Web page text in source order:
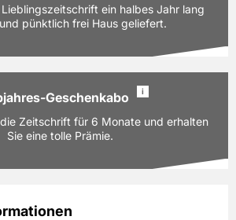
Prämie auswählen
Hefte für je z.Zt. 3,20 EUR
12 Monate
EUR
gesetzl. MwSt. & Versand
Prämie auswählen
ein halbes Jahr lang
pünktlich frei Haus geliefert.
26 Hefte für je z.Zt. 3,20 EUR
6 Monate
inkl. gesetzl. MwSt. & Versand
Geschenkabo i
Zeitschrift für 6 Monate und erhalten
Sie eine tolle Prämie.